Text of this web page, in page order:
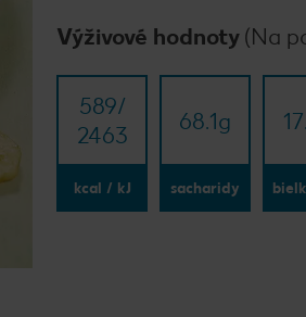
Výživové hodnoty (Na
589/​
2463
kcal / kJ
68.1g
sacharidy